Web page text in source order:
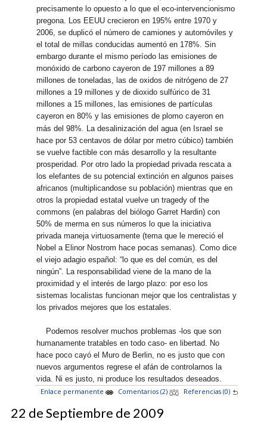
precisamente lo opuesto a lo que el eco-intervencionismo
pregona. Los EEUU crecieron en 195% entre 1970 y
2006, se duplicó el número de camiones y automóviles y
el total de millas conducidas aumentó en 178%. Sin
embargo durante el mismo período las emisiones de
monóxido de carbono cayeron de 197 millones a 89
millones de toneladas, las de oxidos de nitrógeno de 27
millones a 19 millones y de dioxido sulfúrico de 31
millones a 15 millones, las emisiones de partículas
cayeron en 80% y las emisiones de plomo cayeron en
más del 98%. La desalinización del agua (en Israel se
hace por 53 centavos de dólar por metro cúbico) también
se vuelve factible con más desarrollo y la resultante
prosperidad. Por otro lado la propiedad privada rescata a
los elefantes de su potencial extinción en algunos paises
africanos (multiplicandose su población) mientras que en
otros la propiedad estatal vuelve un tragedy of the
commons (en palabras del biólogo Garret Hardin) con
50% de merma en sus números lo que la iniciativa
privada maneja virtuosamente (tema que le mereció el
Nobel a Elinor Nostrom hace pocas semanas). Como dice
el viejo adagio español: “lo que es del común, es del
ningún”. La responsabilidad viene de la mano de la
proximidad y el interés de largo plazo: por eso los
sistemas localistas funcionan mejor que los centralistas y
los privados mejores que los estatales.
Podemos resolver muchos problemas -los que son
humanamente tratables en todo caso- en libertad. No
hace poco cayó el Muro de Berlin, no es justo que con
nuevos argumentos regrese el afán de controlarnos la
vida. Ni es justo, ni produce los resultados deseados.
Enlace permanente
Comentarios (2) Referencias (0)
22 de Septiembre de 2009